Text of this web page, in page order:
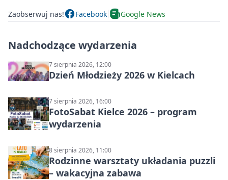
Zaobserwuj nas! Facebook Google News
Nadchodzące wydarzenia
7 sierpnia 2026, 12:00
Dzień Młodzieży 2026 w Kielcach
7 sierpnia 2026, 16:00
FotoSabat Kielce 2026 – program
wydarzenia
8 sierpnia 2026, 11:00
Rodzinne warsztaty układania puzzli
– wakacyjna zabawa